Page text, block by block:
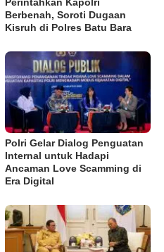
Berbenah, Soroti Dugaan
Kisruh di Polres Batu Bara
Polri Gelar Dialog Penguatan
Internal untuk Hadapi
Ancaman Love Scamming di
Era Digital